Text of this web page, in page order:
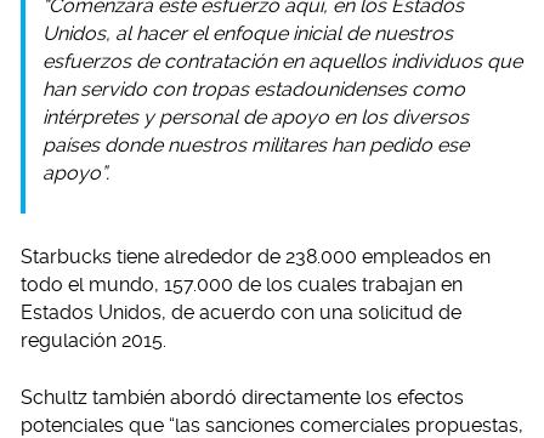
“Comenzará este esfuerzo aquí, en los Estados
Unidos, al hacer el enfoque inicial de nuestros
esfuerzos de contratación en aquellos individuos que
han servido con tropas estadounidenses como
intérpretes y personal de apoyo en los diversos
países donde nuestros militares han pedido ese
apoyo”.
Starbucks tiene alrededor de 238.000 empleados en
todo el mundo, 157.000 de los cuales trabajan en
Estados Unidos, de acuerdo con una solicitud de
regulación 2015.
Schultz también abordó directamente los efectos
potenciales que “las sanciones comerciales propuestas,